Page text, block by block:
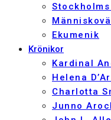
Ekumenik
Krönikor
Kardinal
Helena
Charlotta
Junno